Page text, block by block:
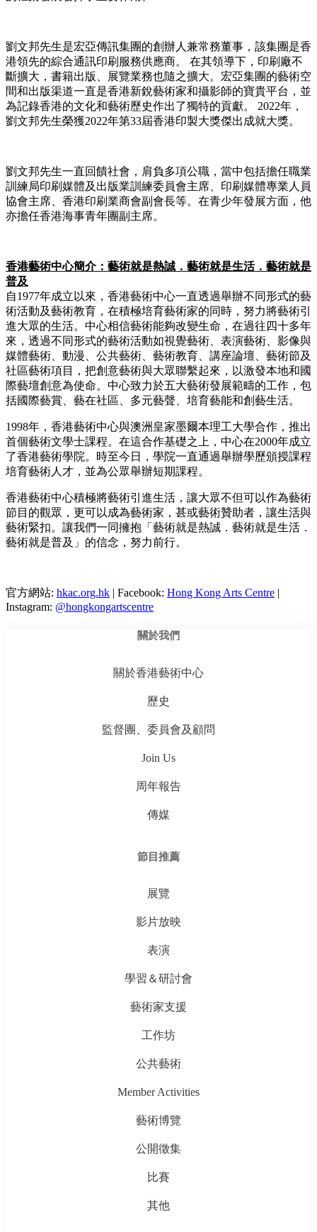
劉文邦先生是宏亞傳訊集團的創辦人兼常務董事，該集團是香
港領先的綜合通訊印刷服務供應商。 在其領導下，印刷廠不
斷擴大，書籍出版、展覽業務也隨之擴大。宏亞集團的藝術空
間和出版渠道一直是香港新銳藝術家和攝影師的寶貴平台，並
為記錄香港的文化和藝術歷史作出了獨特的貢獻。 2022年，
劉文邦先生榮獲2022年第33屆香港印製大獎傑出成就大獎。
劉文邦先生一直回饋社會，肩負多項公職，當中包括擔任職業
訓練局印刷媒體及出版業訓練委員會主席、印刷媒體專業人員
協會主席、香港印刷業商會副會長等。在青少年發展方面，他
亦擔任香港海事青年團副主席。
香港藝術中心簡介：藝術就是熱誠．藝術就是生活．藝術就是
普及
自1977年成立以來，香港藝術中心一直透過舉辦不同形式的藝
術活動及藝術教育，在積極培育藝術家的同時，努力將藝術引
進大眾的生活。中心相信藝術能夠改變生命，在過往四十多年
來，透過不同形式的藝術活動如視覺藝術、表演藝術、影像與
媒體藝術、動漫、公共藝術、藝術教育、講座論壇、藝術節及
社區藝術項目，把創意藝術與大眾聯繫起來，以激發本地和國
際藝壇創意為使命。中心致力於五大藝術發展範疇的工作，包
括國際藝賞、藝在社區、多元藝聲、培育藝能和創藝生活。
1998年，香港藝術中心與澳洲皇家墨爾本理工大學合作，推出
首個藝術文學士課程。在這合作基礎之上，中心在2000年成立
了香港藝術學院。時至今日，學院一直通過舉辦學歷頒授課程
培育藝術人才，並為公眾舉辦短期課程。
香港藝術中心積極將藝術引進生活，讓大眾不但可以作為藝術
節目的觀眾，更可以成為藝術家，甚或藝術贊助者，讓生活與
藝術緊扣。讓我們一同擁抱「藝術就是熱誠．藝術就是生活．
藝術就是普及」的信念，努力前行。
官方網站: hkac.org.hk | Facebook: Hong Kong Arts Centre |
Instagram: @hongkongartscentre
關於我們
關於香港藝術中心
歷史
監督團、委員會及顧問
Join Us
周年報告
傳媒
節目推薦
展覽
影片放映
表演
學習＆研討會
藝術家支援
工作坊
公共藝術
Member Activities
藝術博覽
公開徵集
比賽
其他